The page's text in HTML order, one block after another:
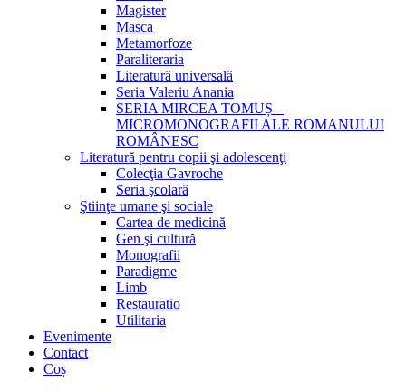
Magister
Masca
Metamorfoze
Paraliteraria
Literatură universală
Seria Valeriu Anania
SERIA MIRCEA TOMUȘ –
MICROMONOGRAFII ALE ROMANULUI
ROMÂNESC
Literatură pentru copii şi adolescenţi
Colecţia Gavroche
Seria şcolară
Ştiinţe umane şi sociale
Cartea de medicină
Gen şi cultură
Monografii
Paradigme
Limb
Restauratio
Utilitaria
Evenimente
Contact
Coș